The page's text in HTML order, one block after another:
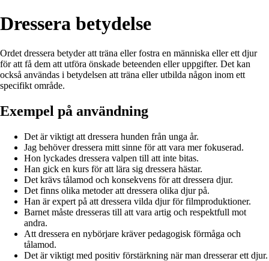
Dressera betydelse
Ordet dressera betyder att träna eller fostra en människa eller ett djur
för att få dem att utföra önskade beteenden eller uppgifter. Det kan
också användas i betydelsen att träna eller utbilda någon inom ett
specifikt område.
Exempel på användning
Det är viktigt att dressera hunden från unga år.
Jag behöver dressera mitt sinne för att vara mer fokuserad.
Hon lyckades dressera valpen till att inte bitas.
Han gick en kurs för att lära sig dressera hästar.
Det krävs tålamod och konsekvens för att dressera djur.
Det finns olika metoder att dressera olika djur på.
Han är expert på att dressera vilda djur för filmproduktioner.
Barnet måste dresseras till att vara artig och respektfull mot
andra.
Att dressera en nybörjare kräver pedagogisk förmåga och
tålamod.
Det är viktigt med positiv förstärkning när man dresserar ett djur.